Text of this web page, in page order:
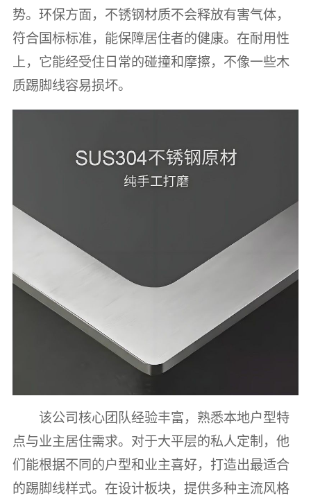
势。环保方面，不锈钢材质不会释放有害气体，
符合国标标准，能保障居住者的健康。在耐用性
上，它能经受住日常的碰撞和摩擦，不像一些木
质踢脚线容易损坏。
该公司核心团队经验丰富，熟悉本地户型特
点与业主居住需求。对于大平层的私人定制，他
们能根据不同的户型和业主喜好，打造出最适合
的踢脚线样式。在设计板块，提供多种主流风格